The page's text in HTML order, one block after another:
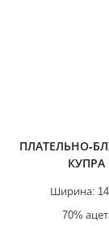
ПЛАТЕЛЬНО-
Ширина:
70%